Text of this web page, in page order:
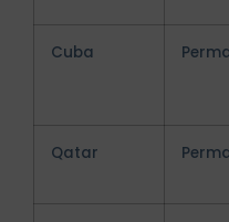
Cuba
Qatar